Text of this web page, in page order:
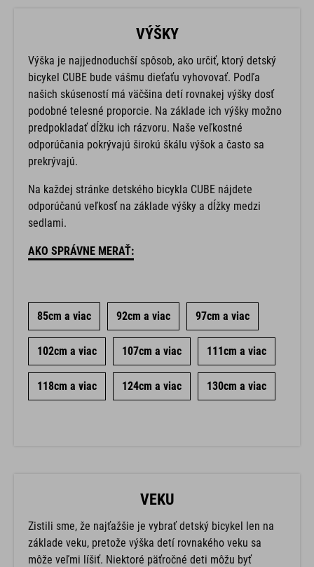
VÝŠKY
Výška je najjednoduchší spôsob, ako určiť, ktorý detský
bicykel CUBE bude vášmu dieťaťu vyhovovať. Podľa
našich skúseností má väčšina detí rovnakej výšky dosť
podobné telesné proporcie. Na základe ich výšky možno
predpokladať dĺžku ich rázvoru. Naše veľkostné
odporúčania pokrývajú širokú škálu výšok a často sa
prekrývajú.
Na každej stránke detského bicykla CUBE nájdete
odporúčanú veľkosť na základe výšky a dĺžky medzi
sedlami.
AKO SPRÁVNE MERAŤ:
85cm a viac 92cm a viac 97cm a viac
102cm a viac 107cm a viac 111cm a viac
118cm a viac 124cm a viac 130cm a viac
VEKU
Zistili sme, že najťažšie je vybrať detský bicykel len na
základe veku, pretože výška detí rovnakého veku sa
môže veľmi líšiť. Niektoré päťročné deti môžu byť